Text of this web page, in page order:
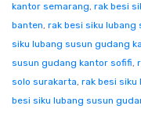
kantor semarang, rak besi
banten, rak besi siku
siku lubang susun gudang
susun gudang kantor sofifi,
solo surakarta, rak besi siku
besi siku lubang susun